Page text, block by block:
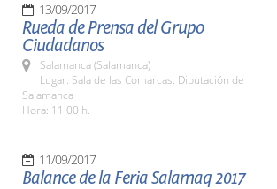
13/09/2017
Rueda de Prensa del Grupo
Ciudadanos
Salamanca (Salamanca)
Lugar: Sala de las Comarcas. Diputación de
Salamanca
Hora: 11:00 h.
11/09/2017
Balance de la Feria Salamaq 2017